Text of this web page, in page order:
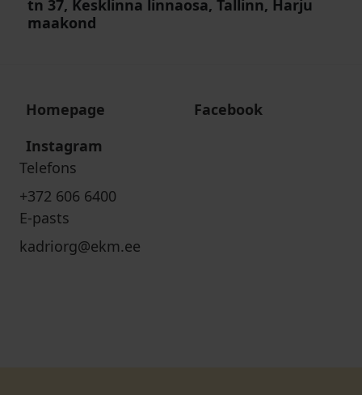
tn 37, Kesklinna linnaosa, Tallinn, Harju
maakond
Homepage
Facebook
Instagram
Telefons
+372 606 6400
E-pasts
kadriorg@ekm.ee